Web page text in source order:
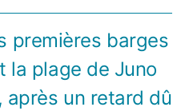
premières barges
la plage de Juno
après un retard dû